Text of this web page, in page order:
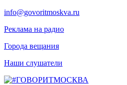
info@govoritmoskva.ru
Реклама на радио
Города вещания
Наши слушатели